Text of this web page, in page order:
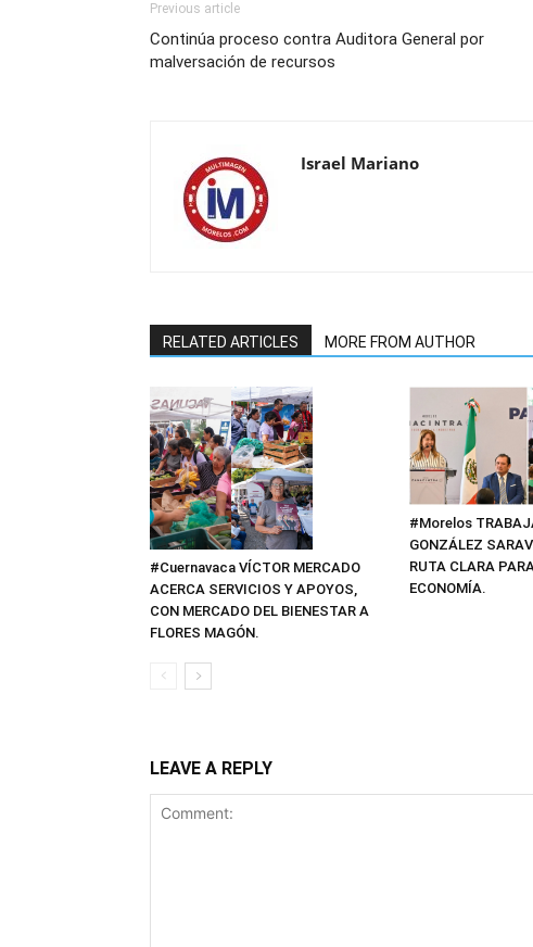
Previous article
Continúa proceso contra Auditora General por
malversación de recursos
Israel Mariano
RELATED ARTICLES MORE FROM AUTHOR
#Cuernavaca VÍCTOR MERCADO
ACERCA SERVICIOS Y APOYOS,
CON MERCADO DEL BIENESTAR A
FLORES MAGÓN.
#Morelos
GONZÁLEZ
RUTA CLARA
ECONOMÍA.
LEAVE A REPLY